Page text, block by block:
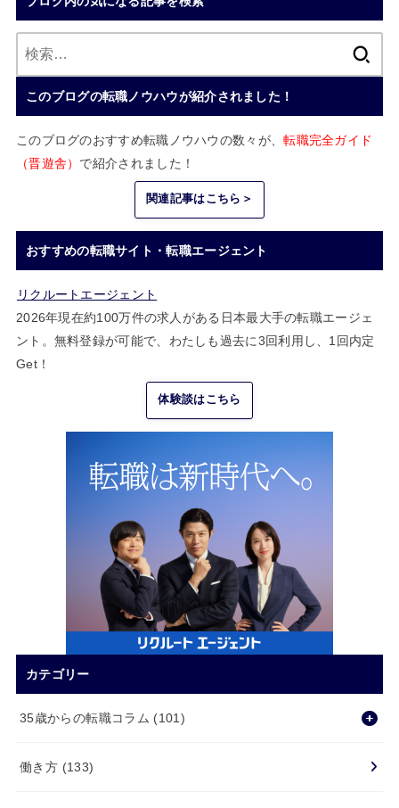
このブログの転職ノウハウが紹介されました！
このブログのおすすめ転職ノウハウの数々が、転職完全ガイド
（晋遊舎） で紹介されました！
関連記事はこちら＞
おすすめの転職サイト・転職エージェント
リクルートエージェント
2026年現在約100万件の求人がある日本最大手の転職エージェ
ント。無料登録が可能で、わたしも過去に3回利用し、1回内定
Get！
体験談はこちら
カテゴリー
35歳からの転職コラム (101)
働き方 (133)